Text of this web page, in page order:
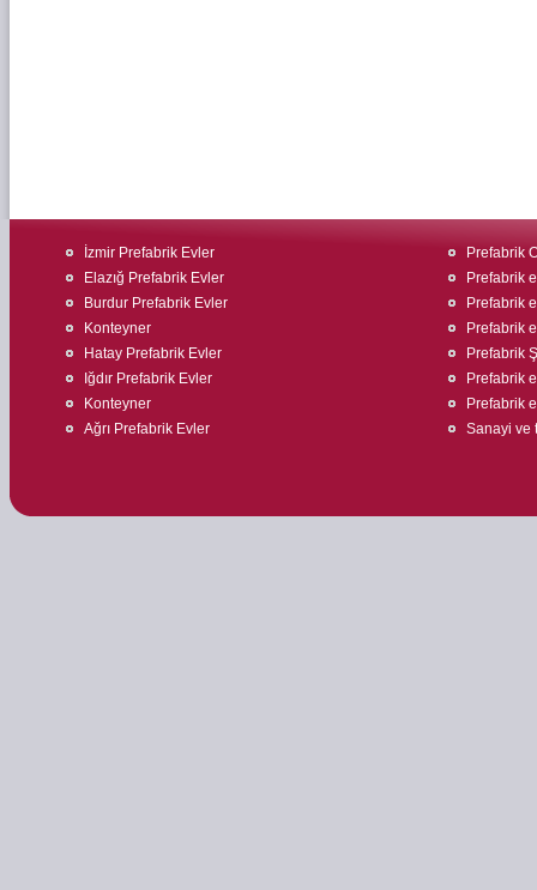
İzmir Prefabrik Evler
Elazığ Prefabrik Evler
Burdur Prefabrik Evler
Konteyner
Hatay Prefabrik Evler
Iğdır Prefabrik Evler
Konteyner
Ağrı Prefabrik Evler
Prefabrik
Prefabrik
Prefabrik
Prefabrik
Prefabrik
Prefabrik
Prefabrik
Sanayi ve